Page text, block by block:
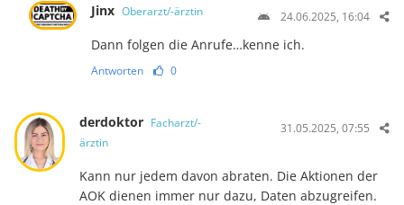
Jinx Oberarzt/-ärztin 24.06.2025, 16:04
Dann folgen die Anrufe…kenne ich.
Antworten 0
derdoktor Facharzt/-
ärztin
31.05.2025, 07:55
Kann nur jedem davon abraten. Die Aktionen der
AOK dienen immer nur dazu, Daten abzugreifen.